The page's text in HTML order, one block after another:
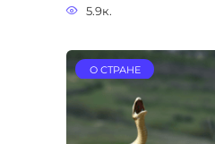
5.9к.
О СТРАНЕ